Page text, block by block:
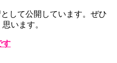
して公開しています。ぜひ
います。
す